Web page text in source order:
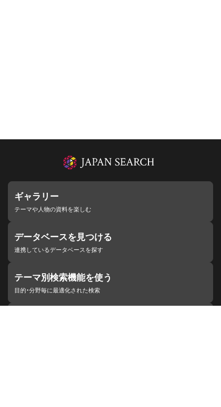
ギャラリー
テーマや人物の資料を楽しむ
データベースを見つける
連携しているデータベースを探す
テーマ別検索機能を使う
目的・分野毎に最適化された検索